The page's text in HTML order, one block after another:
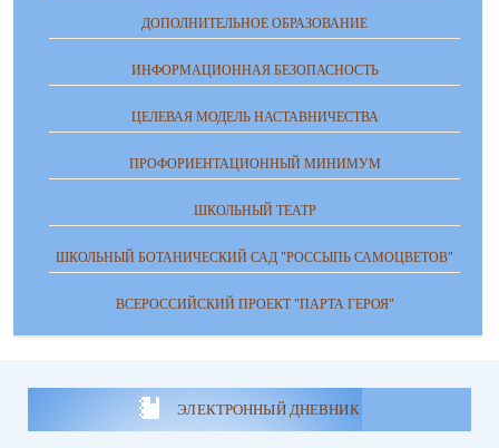
ДОПОЛНИТЕЛЬНОЕ ОБРАЗОВАНИЕ
ИНФОРМАЦИОННАЯ БЕЗОПАСНОСТЬ
ЦЕЛЕВАЯ МОДЕЛЬ НАСТАВНИЧЕСТВА
ПРОФОРИЕНТАЦИОННЫЙ МИНИМУМ
ШКОЛЬНЫЙ ТЕАТР
ШКОЛЬНЫЙ БОТАНИЧЕСКИЙ САД "РОССЫПЬ САМОЦВЕТОВ"
ВСЕРОССИЙСКИЙ ПРОЕКТ "ПАРТА ГЕРОЯ"
ЭЛЕКТРОННЫЙ ДНЕВНИК